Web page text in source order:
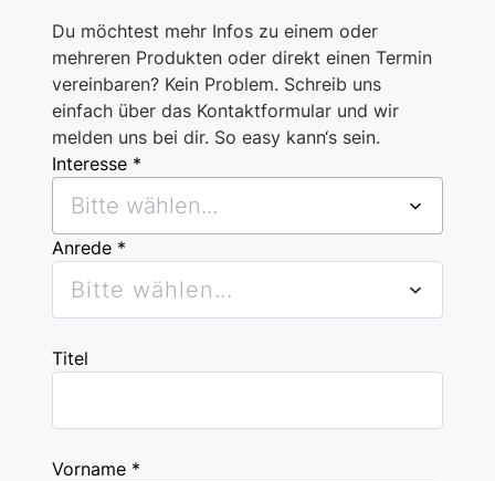
Du möchtest mehr Infos zu einem oder
mehreren Produkten oder direkt einen Termin
vereinbaren? Kein Problem. Schreib uns
einfach über das Kontaktformular und wir
melden uns bei dir. So easy kann‘s sein.
Interesse *
Bitte wählen...
Anrede *
Bitte wählen...
Titel
Vorname *